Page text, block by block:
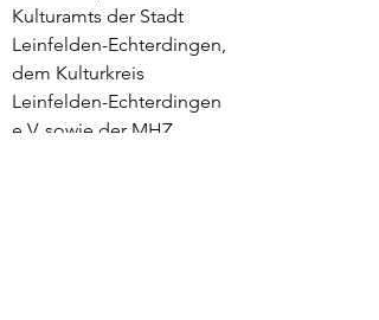
Kulturamts der Stadt
Leinfelden-Echterdingen,
dem Kulturkreis
Leinfelden-Echterdingen
e.V. sowie der MHZ